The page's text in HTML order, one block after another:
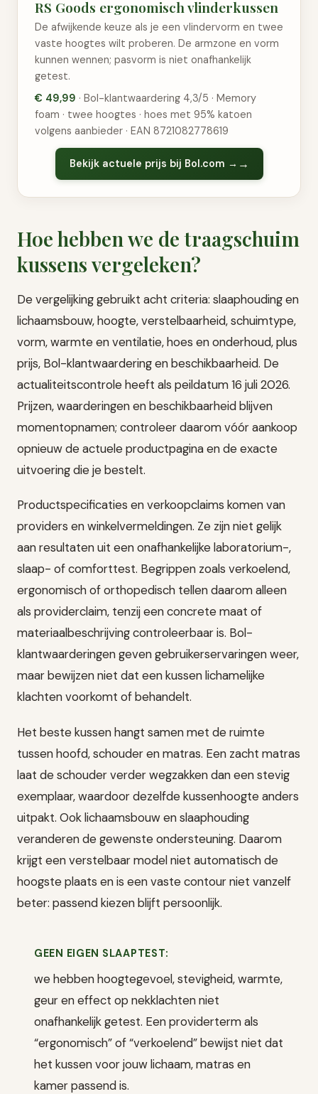
RS Goods ergonomisch vlinderkussen
De afwijkende keuze als je een vlindervorm en twee
vaste hoogtes wilt proberen. De armzone en vorm
kunnen wennen; pasvorm is niet onafhankelijk
getest.
€ 49,99 · Bol-klantwaardering 4,3/5 · Memory
foam · twee hoogtes · hoes met 95% katoen
volgens aanbieder · EAN 8721082778619
Bekijk actuele prijs bij Bol.com →
Hoe hebben we de traagschuim
kussens vergeleken?
De vergelijking gebruikt acht criteria: slaaphouding en
lichaamsbouw, hoogte, verstelbaarheid, schuimtype,
vorm, warmte en ventilatie, hoes en onderhoud, plus
prijs, Bol-klantwaardering en beschikbaarheid. De
actualiteitscontrole heeft als peildatum 16 juli 2026.
Prijzen, waarderingen en beschikbaarheid blijven
momentopnamen; controleer daarom vóór aankoop
opnieuw de actuele productpagina en de exacte
uitvoering die je bestelt.
Productspecificaties en verkoopclaims komen van
providers en winkelvermeldingen. Ze zijn niet gelijk
aan resultaten uit een onafhankelijke laboratorium-,
slaap- of comforttest. Begrippen zoals verkoelend,
ergonomisch of orthopedisch tellen daarom alleen
als providerclaim, tenzij een concrete maat of
materiaalbeschrijving controleerbaar is. Bol-
klantwaarderingen geven gebruikerservaringen weer,
maar bewijzen niet dat een kussen lichamelijke
klachten voorkomt of behandelt.
Het beste kussen hangt samen met de ruimte
tussen hoofd, schouder en matras. Een zacht matras
laat de schouder verder wegzakken dan een stevig
exemplaar, waardoor dezelfde kussenhoogte anders
uitpakt. Ook lichaamsbouw en slaaphouding
veranderen de gewenste ondersteuning. Daarom
krijgt een verstelbaar model niet automatisch de
hoogste plaats en is een vaste contour niet vanzelf
beter: passend kiezen blijft persoonlijk.
GEEN EIGEN SLAAPTEST:
we hebben hoogtegevoel, stevigheid, warmte,
geur en effect op nekklachten niet
onafhankelijk getest. Een providerterm als
“ergonomisch” of “verkoelend” bewijst niet dat
het kussen voor jouw lichaam, matras en
kamer passend is.